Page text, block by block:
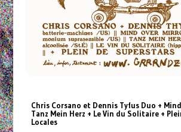
Chris Corsano et Dennis Tyfus Duo +
Tanz Mein Herz + Le Vin du Solitaire +
Locales